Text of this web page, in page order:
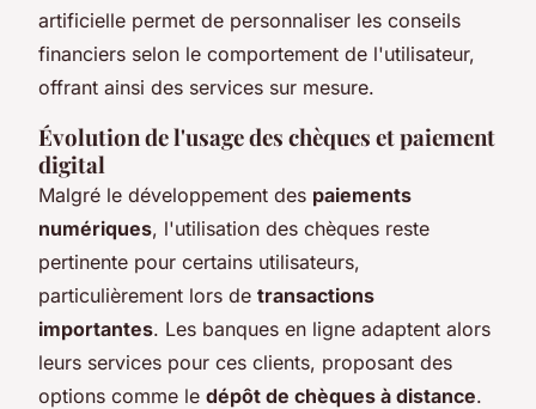
artificielle permet de personnaliser les conseils
financiers selon le comportement de l'utilisateur,
offrant ainsi des services sur mesure.
Évolution de l'usage des chèques et paiement
digital
Malgré le développement des paiements
numériques, l'utilisation des chèques reste
pertinente pour certains utilisateurs,
particulièrement lors de transactions
importantes. Les banques en ligne adaptent alors
leurs services pour ces clients, proposant des
options comme le dépôt de chèques à distance.